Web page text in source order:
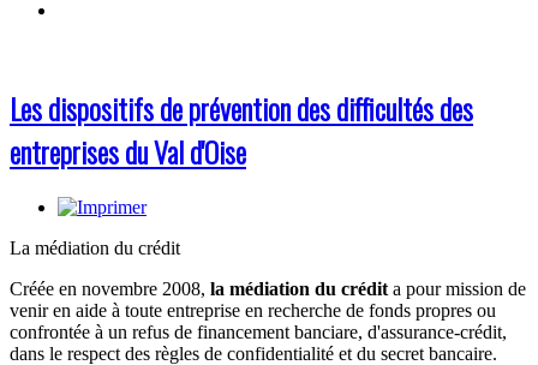
Les dispositifs de prévention des difficultés des
entreprises du Val d'Oise
La médiation du crédit
Créée en novembre 2008, la médiation du crédit a pour mission de
venir en aide à toute entreprise en recherche de fonds propres ou
confrontée à un refus de financement banciare, d'assurance-crédit,
dans le respect des règles de confidentialité et du secret bancaire.